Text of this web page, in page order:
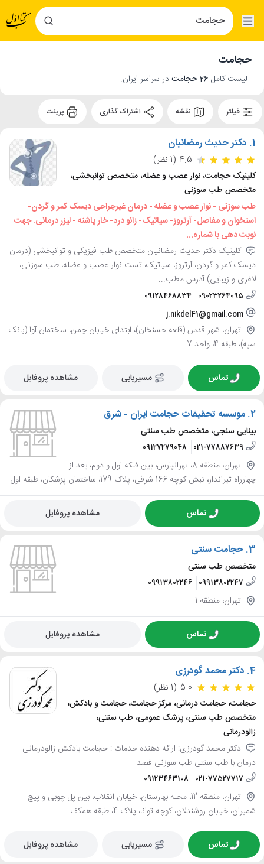
حجامت
لیست کامل 26 حجامت در سراسر ایران.
فیلتر نقشه
1. دکتر حدیث رمضانیان
4.5 (1 نظر)
کلینیک حجامت، نوار عصب و عضله، متخصص توانبخشی،
متخصص طب سوزنی
طب سوزنی - نوار عصب و عضله - درمان غیرجراحی دیسک کمر و گردن-
استخوان و مفاصل- آرتروز- سیاتیک- زانو درد- خار پاشنه - لیزر درمانی. جهت
نوبت دهی با شماره...
کلینیک دکتر حدیث رمضانیان متخصص طب فیزیکی و توانبخشی (درمان
دیسک کمر و گردن، آرتروز، سیاتیک، تست نوار عصب و عضله، طب سوزنی،
لاغری و زیبایی) آدرس مطب...
09023264095
09128468834
j.nikdel41@gmail.com
تهران، شهر قدس (قلعه حسنخان)، ابتدای خیابان چمن، ساختمان آوا (بانک
سپه)، طبقه 4، واحد 7
تماس مسیریابی مشاهده پروفایل
2. موسسه تحقیقات حجامت ایران - شرق
بینایی سنجی، متخصص طب سنتی
021-77887639
09127279048
تهران، منطقه 8، تهرانپارس، بین فلکه اول و دوم، بعد از
چهارراه تیرانداز، نبش کوچه 166 شرقی، پلاک 179، ساختمان پزشکان، طبقه اول
تماس مشاهده پروفایل
3. حجامت سنتی
متخصص طب سنتی
09913802247
09913802246
تهران، منطقه 1
تماس مشاهده پروفایل
4. دکتر محمد گودرزی
5.0 (1 نظر)
حجامت، حجامت درمانی، مرکز حجامت، حجامت و بادکش،
متخصص طب سنتی، پزشک عمومی، طب سنتی،
زالودرمانی
دکتر محمد گودرزی: ارائه دهنده خدمات : حجامت بادکش زالودرمانی
درمان با طب سنتی طب سوزنی فصد
021-77527717
09123463108
تهران، منطقه 12، محله بهارستان، خیابان انقلاب، بین پل چوبی و پیچ
شمیران، خیابان روشندلان، کوچه توانا، پلاک 4، طبقه همکف
تماس مسیریابی مشاهده پروفایل